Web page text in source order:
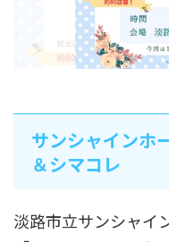
サンシャインホ
＆シマコレ
淡路市立サンシャイ